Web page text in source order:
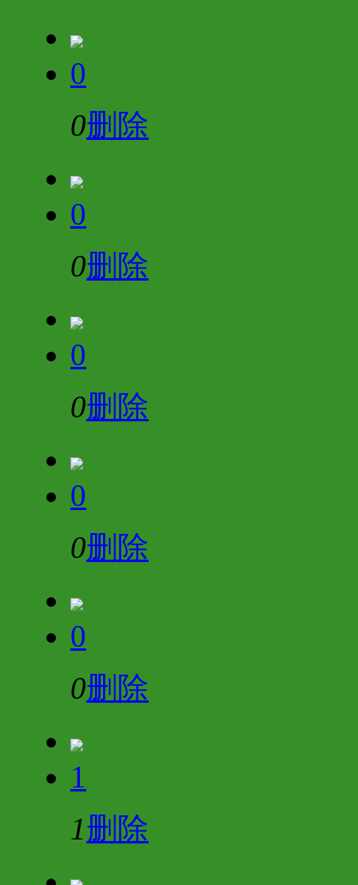
0
0删除
0
0删除
0
0删除
0
0删除
0
0删除
1
1删除